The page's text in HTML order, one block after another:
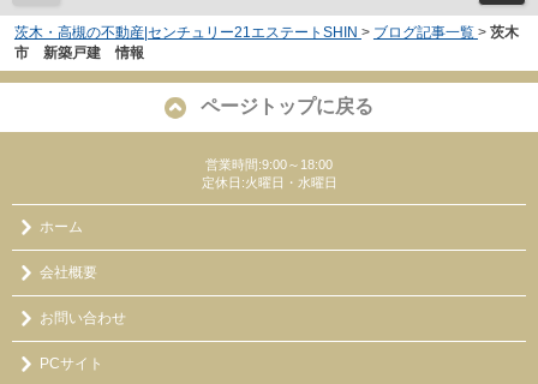
茨木・高槻の不動産|センチュリー21エステートSHIN > ブログ記事一覧 > 茨木
市 新築戸建 情報
ページトップに戻る
営業時間:9:00～18:00
定休日:火曜日・水曜日
ホーム
会社概要
お問い合わせ
PCサイト